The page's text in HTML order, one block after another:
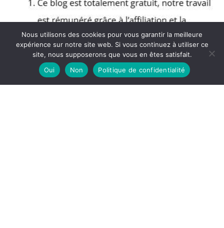
Nous utilisons des cookies pour vous garantir la meilleure
expérience sur notre site web. Si vous continuez à utiliser ce
site, nous supposerons que vous en êtes satisfait.
Oui
Non Politique de confidentialité